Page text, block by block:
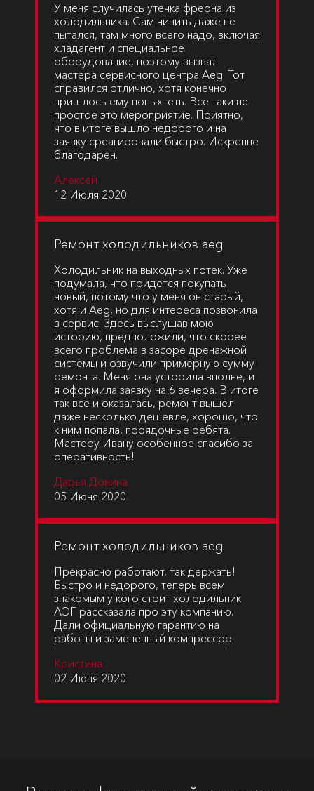
У меня случилась утечка фреона из
холодильника. Сам чинить даже не
пытался, там много всего надо, включая
хладагент и специальное
оборудование, поэтому вызвал
мастера сервисного центра Aeg. Тот
справился отлично, хотя конечно
пришлось ему попыхтеть. Все таки не
простое это мероприятие. Приятно,
что в итоге вышло недорого и на
заявку среагировали быстро. Искренне
благодарен.
Алексей
12 Июля 2020
Ремонт холодильников aeg
Холодильник на выходных потек. Уже
подумала, что придется покупать
новый, потому что у меня он старый,
хотя и Aeg, но для интереса позвонила
в сервис. Здесь выслушав мою
историю, предположили, что скорее
всего проблема в засоре дренажной
системы и озвучили примерную сумму
ремонта. Меня она устроила вполне, и
я оформила заявку на 6 вечера. В итоге
так все и оказалась, ремонт вышел
даже несколько дешевле, хорошо, что
к ним попала, порядочные ребята.
Мастеру Ивану особенное спасибо за
оперативность!
Дарья Донина
05 Июня 2020
Ремонт холодильников aeg
Прекрасно работают, так держать!
Быстро и недорого, теперь всем
знакомым у кого стоит холодильник
АЭГ рассказала про эту компанию.
Дали официальную гарантию на
работы и замененный компрессор.
Кристина
02 Июня 2020